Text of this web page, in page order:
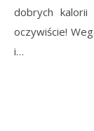
dobrych
oczywiście!
i…